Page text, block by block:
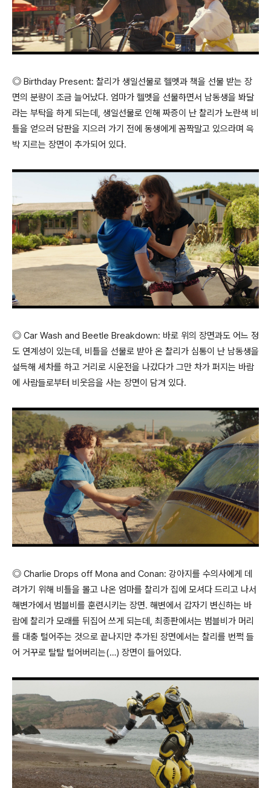
◎ Birthday Present: 찰리가 생일선물로 헬멧과 책을 선물 받는 장
면의 분량이 조금 늘어났다. 엄마가 헬멧을 선물하면서 남동생을 봐달
라는 부탁을 하게 되는데, 생일선물로 인해 짜증이 난 찰리가 노란색 비
틀을 얻으러 담판을 지으러 가기 전에 동생에게 꼼짝말고 있으라며 윽
박 지르는 장면이 추가되어 있다.
◎ Car Wash and Beetle Breakdown: 바로 위의 장면과도 어느 정
도 연계성이 있는데, 비틀을 선물로 받아 온 찰리가 심통이 난 남동생을
설득해 세차를 하고 거리로 시운전을 나갔다가 그만 차가 퍼지는 바람
에 사람들로부터 비웃음을 사는 장면이 담겨 있다.
◎ Charlie Drops off Mona and Conan: 강아지를 수의사에게 데
려가기 위해 비틀을 몰고 나온 엄마를 찰리가 집에 모셔다 드리고 나서
해변가에서 범블비를 훈련시키는 장면. 해변에서 갑자기 변신하는 바
람에 찰리가 모래를 뒤집어 쓰게 되는데, 최종판에서는 범블비가 머리
를 대충 털어주는 것으로 끝나지만 추가된 장면에서는 찰리를 번쩍 들
어 거꾸로 탈탈 털어버리는(…) 장면이 들어있다.